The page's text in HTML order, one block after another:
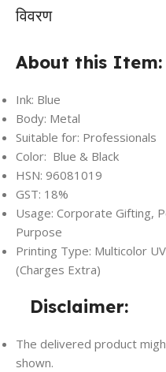
विवरण
About this Item:
Ink: Blue
Body: Metal
Suitable for: Professionals
Color: Blue & Black
HSN: 96081019
GST: 18%
Usage: Corporate Gifting,
Purpose
Printing Type: Multicolor
(Charges Extra)
Disclaimer:
The delivered product
shown.